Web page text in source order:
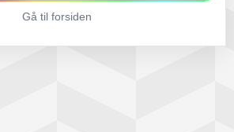
Gå til forsiden